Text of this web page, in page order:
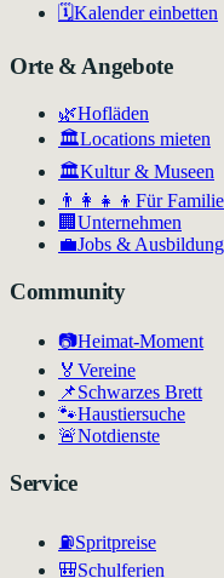
🗓️Kalender einbetten
Orte & Angebote
🌿Hofläden
🏛️Locations mieten
🏛Kultur & Museen
👨‍👩‍👧‍👦 Für
🏢 Unternehmen
💼Jobs & Ausbildung
Community
📷Heimat-Moment
🏅 Vereine
📌Schwarzes Brett
🐾Haustiersuche
🚨Notdienste
Service
⛽Spritpreise
🎒Schulferien